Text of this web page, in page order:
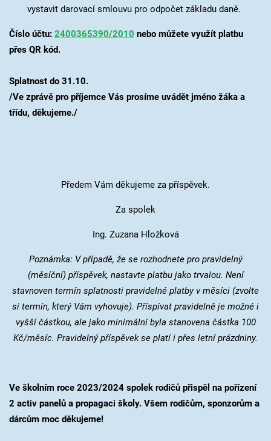
vystavit darovací smlouvu pro odpočet základu daně.
Číslo účtu: 2400365390/2010 nebo můžete využít platbu
přes QR kód.
Splatnost do 31.10.
/Ve zprávě pro příjemce Vás prosíme uvádět jméno žáka a
třídu, děkujeme./
Předem Vám děkujeme za příspěvek.
Za spolek
Ing. Zuzana Hložková
Poznámka: V případě, že se rozhodnete pro pravidelný
(měsíční) příspěvek, nastavte platbu jako trvalou. Není
stavnoven termín splatnosti pravidelné platby v měsíci (zvolte
si termín, který Vám vyhovuje). Příspívat pravidelně je možné i
vyšší částkou, ale jako minimální byla stanovena částka 100
Kč/měsíc. Pravidelný příspěvek se platí i přes letní prázdniny.
Ve školním roce 2023/2024 spolek rodičů přispěl na pořízení
2 activ panelů a propagaci školy. Všem rodičům, sponzorům a
dárcům moc děkujeme!